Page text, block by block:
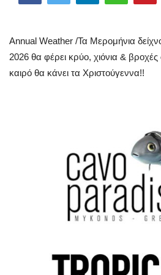
Mykonos
Mykonos Ticker TV
Sport
Σεβασμιώτατος Δωρόθεος Β’
Annual Weather /Τα Μερομήνια
2026 θα φέρει κρύο, χιόνια & βροχές
καιρό θα κάνει τα Χριστούγεννα!!